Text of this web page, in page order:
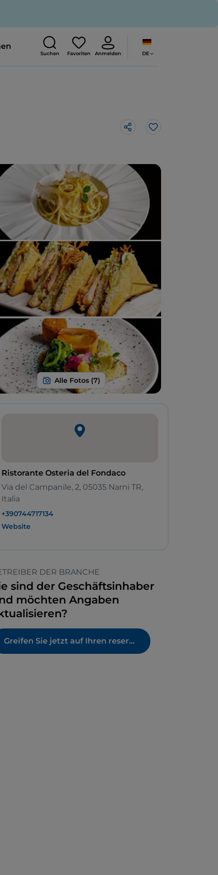
Suchen Favoriten Anmelden DE
Like
Ristorante Osteria del Fondaco
Via del Campanile, 2, 05035 Narni TR,
Italia
+390744717134
Website
DER BRANCHE
sind der Geschäftsinhaber
möchten Angaben
Greifen Sie jetzt auf Ihren reservierten Bereich zu